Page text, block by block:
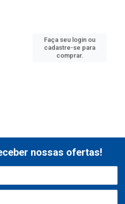
Faça seu login ou
cadastre-se para
comprar.
nossas ofertas!